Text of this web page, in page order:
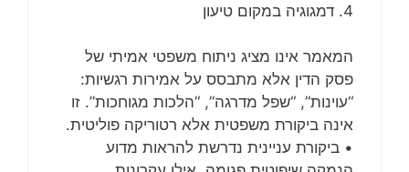
4. דמגוגיה במקום טיעון
המאמר אינו מציג ניתוח משפטי אמיתי של
פסק הדין אלא מתבסס על אמירות רגשיות:
“עוינות”, “שפל מדרגה”, “הלכות מגוחכות”. זו
אינה ביקורת משפטית אלא רטוריקה פוליטית.
• ביקורת עניינית נדרשת להראות מדוע